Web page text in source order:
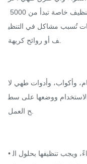
تُسبب مشاكل في التنظي
ف أو روائح كريهة.
وأكواب، وأدوات طهي لا
الاستخدام ووضعها على سط
ح العمل.
• منطقة الشواء مفتوحة حتى الساعة 9:30 مساءً، ويجب تنظيفها بحلول ال